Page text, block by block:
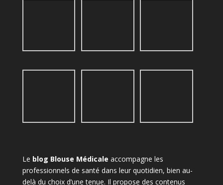
Le blog Blouse Médicale accompagne les
professionnels de santé dans leur quotidien, bien au-
delà du choix d’une tenue. Il propose des contenus